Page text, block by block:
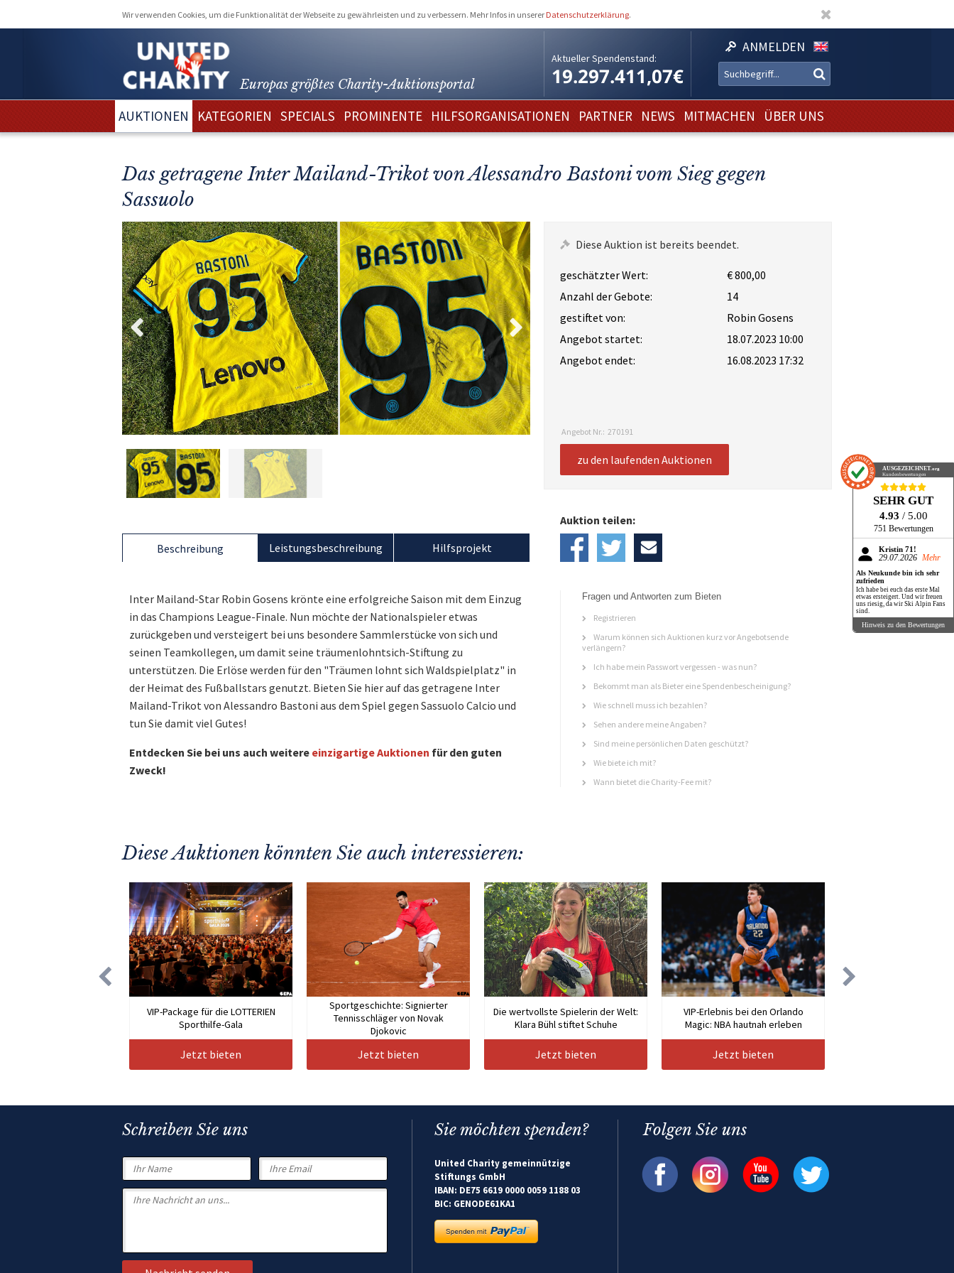
Wir verwenden Cookies, um die Funktionalität der Webseite zu gewährleisten und zu verbessern. Mehr Infos in unserer Datenschutzerklärung.
Europas größtes Charity-Auktionsportal
Aktueller Spendenstand:
19.297.411,07€
ANMELDEN
AUKTIONEN KATEGORIEN SPECIALS PROMINENTE HILFSORGANISATIONEN PARTNER NEWS MITMACHEN ÜBER UNS
Das getragene Inter Mailand-Trikot von Alessandro Bastoni vom Sieg gegen
Sassuolo
Diese Auktion ist bereits beendet.
geschätzter Wert:
€ 800,00
Anzahl der Gebote:
14
gestiftet von:
Robin Gosens
Angebot startet:
18.07.2023 10:00
Angebot endet:
16.08.2023 17:32
Angebot Nr.: 270191
zu den laufenden Auktionen
Beschreibung
Inter Mailand-Star Robin Gosens krönte eine erfolgreiche Saison mit dem Einzug
in das Champions League-Finale. Nun möchte der Nationalspieler etwas
zurückgeben und versteigert bei uns besondere Sammlerstücke von sich und
seinen Teamkollegen, um damit seine träumenlohntsich-Stiftung zu
unterstützen. Die Erlöse werden für den "Träumen lohnt sich Waldspielplatz" in
der Heimat des Fußballstars genutzt. Bieten Sie hier auf das getragene Inter
Mailand-Trikot von Alessandro Bastoni aus dem Spiel gegen Sassuolo Calcio und
tun Sie damit viel Gutes!
Entdecken Sie bei uns auch weitere einzigartige Auktionen für den guten
Zweck!
Leistungsbeschreibung Hilfsprojekt
Auktion teilen:
Fragen und Antworten zum Bieten
Registrieren
Warum können sich Auktionen kurz vor Angebotsende
verlängern?
Ich habe mein Passwort vergessen - was nun?
Bekommt man als Bieter eine Spendenbescheinigung?
Wie schnell muss ich bezahlen?
Sehen andere meine Angaben?
Sind meine persönlichen Daten geschützt?
Wie biete ich mit?
Wann bietet die Charity-Fee mit?
Diese Auktionen könnten Sie auch interessieren:
VIP-Package für die LOTTERIEN
Sporthilfe-Gala
Jetzt bieten
Sportgeschichte: Signierter
Tennisschläger von Novak
Djokovic
Jetzt bieten
Die wertvollste Spielerin der Welt:
Klara Bühl stiftet Schuhe
Jetzt bieten
VIP-Erlebnis bei den Orlando
Magic: NBA hautnah erleben
Jetzt bieten
Schreiben Sie uns Sie möchten spenden?
United Charity gemeinnützige
Stiftungs GmbH
IBAN: DE75 6619 0000 0059 1188 03
BIC: GENODE61KA1
Folgen Sie uns
AUSGEZEICHNET.org
Kundenbewertungen
SEHR GUT
4.93 / 5.00
751 Bewertungen
Kristin 71!
29.07.2026 Mehr
Als Neukunde bin ich sehr
zufrieden
Ich habe bei euch das erste Mal
etwas ersteigert. Und wir freuen
uns riesig, da wir Ski Alpin Fans
sind.
Hinweis zu den Bewertungen